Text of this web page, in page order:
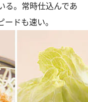
る。常時仕込んであ
ドも速い。